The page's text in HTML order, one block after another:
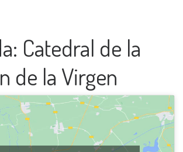
Catedral de la
de la Virgen